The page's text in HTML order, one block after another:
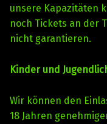
unsere Kapazitäten
noch Tickets an der
nicht garantieren.
Kinder und
Wir können den
18 Jahren